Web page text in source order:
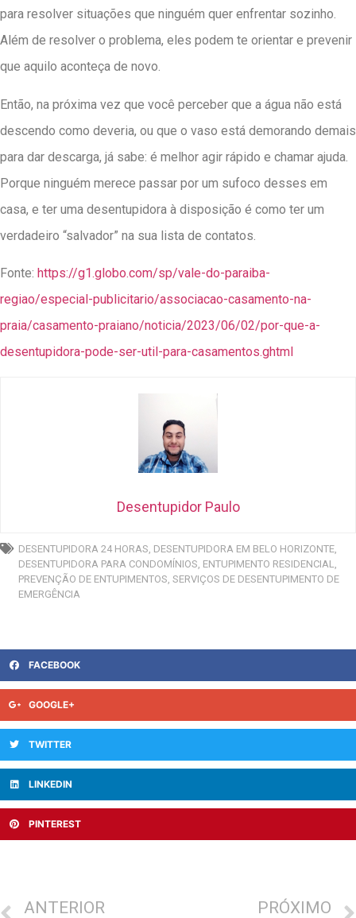
para resolver situações que ninguém quer enfrentar sozinho.
Além de resolver o problema, eles podem te orientar e prevenir
que aquilo aconteça de novo.
Então, na próxima vez que você perceber que a água não está
descendo como deveria, ou que o vaso está demorando demais
para dar descarga, já sabe: é melhor agir rápido e chamar ajuda.
Porque ninguém merece passar por um sufoco desses em
casa, e ter uma desentupidora à disposição é como ter um
verdadeiro “salvador” na sua lista de contatos.
Fonte: https://g1.globo.com/sp/vale-do-paraiba-
regiao/especial-publicitario/associacao-casamento-na-
praia/casamento-praiano/noticia/2023/06/02/por-que-a-
desentupidora-pode-ser-util-para-casamentos.ghtml
Desentupidor Paulo
DESENTUPIDORA 24 HORAS DESENTUPIDORA EM BELO HORIZONTE
DESENTUPIDORA PARA CONDOMÍNIOS ENTUPIMENTO RESIDENCIAL
PREVENÇÃO DE ENTUPIMENTOS SERVIÇOS DE DESENTUPIMENTO DE
EMERGÊNCIA
FACEBOOK
GOOGLE+
TWITTER
LINKEDIN
PINTEREST
ANTERIOR PRÓXIMO